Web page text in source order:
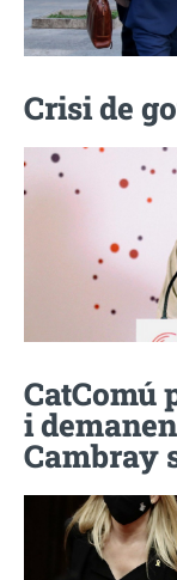
Crisi de
CatComú
i
Cambray